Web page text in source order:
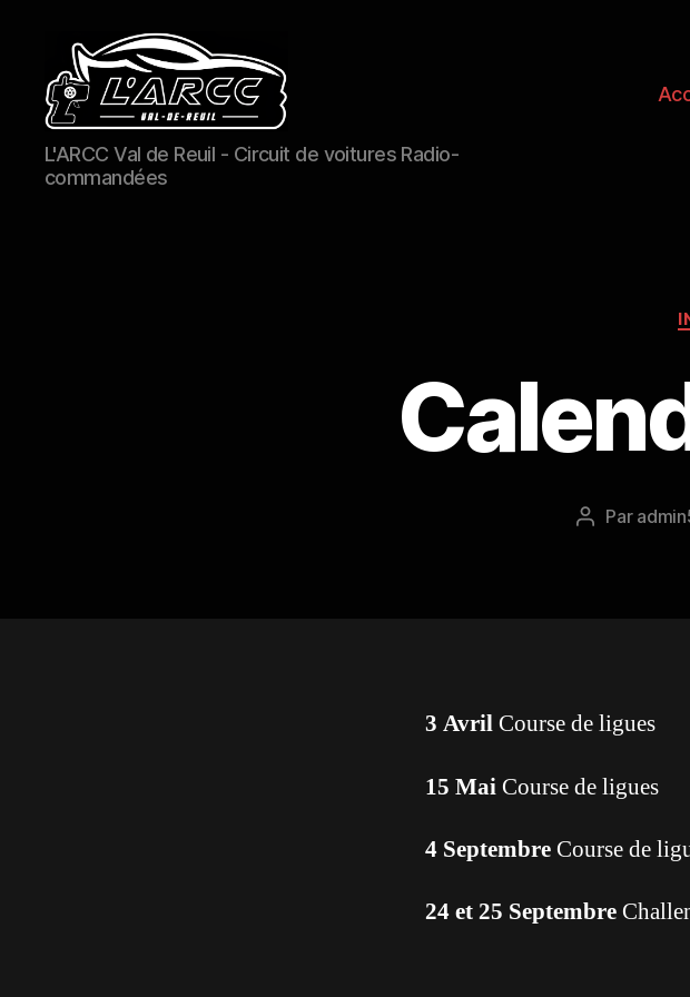
L'ARCC
Val
de
L'ARCC Val de Reuil - Circuit de voitures Radio-
commandées
Auteur
Par
3 AvrilCourse de ligues
15 MaiCourse de ligues
4 SeptembreCourse de
24 et 25 Septembre